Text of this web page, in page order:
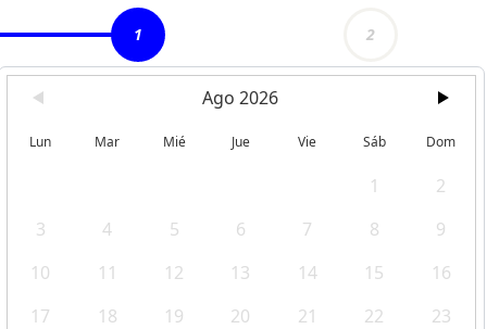
1 2
Ago 2026
Lun Mar Mié Jue Vie Sáb Dom
1
2
3
4 5 6 7 8
9
10
11 12 13 14 15
16
17
18 19 20 21 22
23